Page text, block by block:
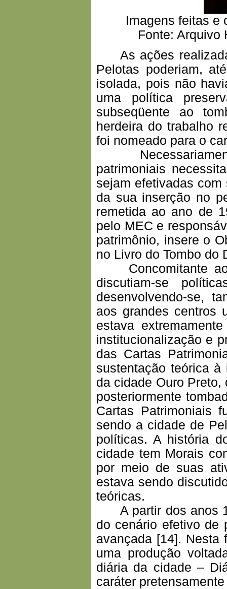
Imagens feitas e
Fonte: Arquivo
As ações
Pelotas poderiam,
isolada, pois não
uma política
subseqüente ao
herdeira do trabalho
foi nomeado para o
patrimoniais
sejam efetivadas
da sua inserção no
remetida ao ano de
pelo MEC e
patrimônio, insere o
no Livro do Tombo do
Concomitante ao
discutiam-se
desenvolvendo-se,
aos grandes centros
estava
institucionalização e
das Cartas
sustentação teórica
da cidade Ouro
posteriormente
Cartas Patrimoniais
sendo a cidade de
políticas. A história
cidade tem Morais
por meio de suas
estava sendo
teóricas.
A partir dos anos
do cenário efetivo de
avançada [14]. Nesta
uma produção
diária da cidade –
caráter